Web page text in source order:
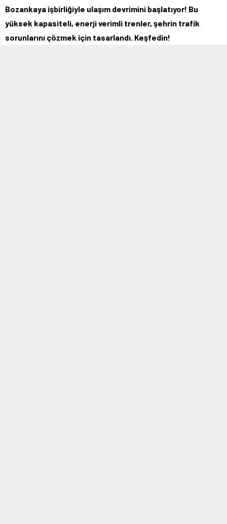
Bozankaya işbirliğiyle ulaşım devrimini başlatıyor! Bu
yüksek kapasiteli, enerji verimli trenler, şehrin trafik
sorunlarını çözmek için tasarlandı. Keşfedin!